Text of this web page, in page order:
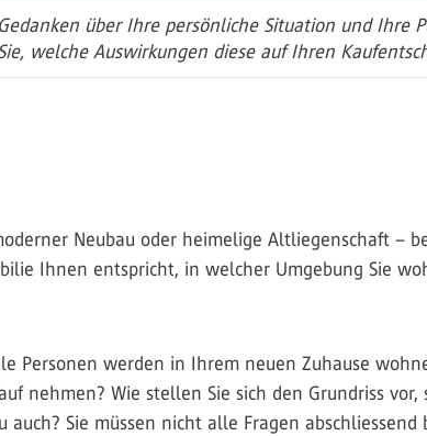
über Ihre persönliche Situation und Ihre
welche Auswirkungen diese auf Ihren
Neubau oder heimelige Altliegenschaft –
Ihnen entspricht, in welcher Umgebung Sie
Personen werden in Ihrem neuen Zuhause
nehmen? Wie stellen Sie sich den Grundriss
auch? Sie müssen nicht alle Fragen